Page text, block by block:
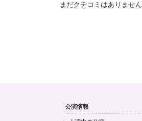
まだクチコミはありません
公演情報